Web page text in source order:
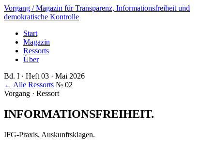
Vorgang / Magazin für Transparenz, Informationsfreiheit und
demokratische Kontrolle
Start
Magazin
Ressorts
Über
Bd. I · Heft 03 · Mai 2026
← Alle Ressorts № 02
Vorgang · Ressort
INFORMATIONSFREIHEIT.
IFG-Praxis, Auskunftsklagen.